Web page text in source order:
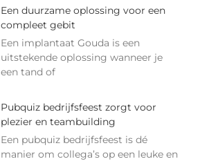
Een duurzame oplossing voor een
compleet gebit
Een implantaat Gouda is een
uitstekende oplossing wanneer je
een tand of
Pubquiz bedrijfsfeest zorgt voor
plezier en teambuilding
Een pubquiz bedrijfsfeest is dé
manier om collega’s op een leuke en